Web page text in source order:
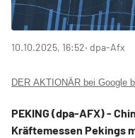
10.10.2025, 16:52‧ dpa-Afx
DER AKTIONÄR bei Google
PEKING (dpa-AFX) -
Kräftemessen Pekings